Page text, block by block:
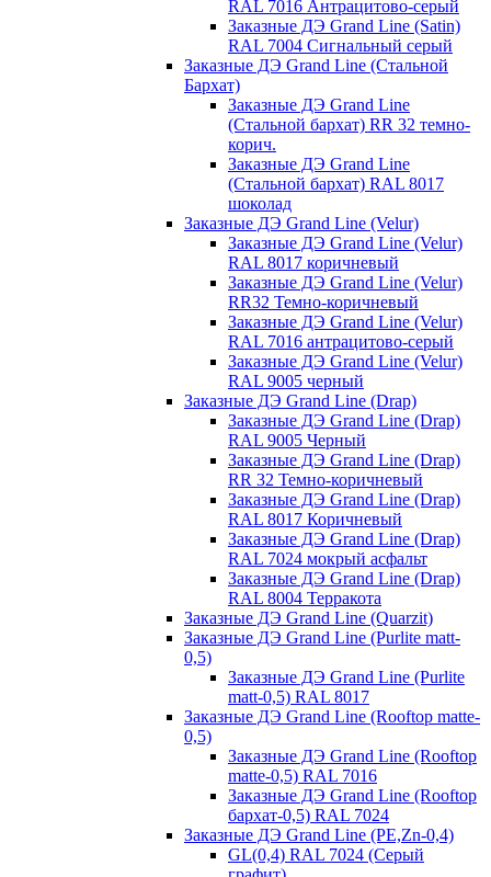
RAL 7016 Антрацитово-серый
Заказные ДЭ Grand Line (Satin)
RAL 7004 Сигнальный серый
Заказные ДЭ Grand Line (Стальной
Бархат)
Заказные ДЭ Grand Line
(Стальной бархат) RR 32 темно-
корич.
Заказные ДЭ Grand Line
(Стальной бархат) RAL 8017
шоколад
Заказные ДЭ Grand Line (Velur)
Заказные ДЭ Grand Line (Velur)
RAL 8017 коричневый
Заказные ДЭ Grand Line (Velur)
RR32 Темно-коричневый
Заказные ДЭ Grand Line (Velur)
RAL 7016 антрацитово-серый
Заказные ДЭ Grand Line (Velur)
RAL 9005 черный
Заказные ДЭ Grand Line (Drap)
Заказные ДЭ Grand Line (Drap)
RAL 9005 Черный
Заказные ДЭ Grand Line (Drap)
RR 32 Темно-коричневый
Заказные ДЭ Grand Line (Drap)
RAL 8017 Коричневый
Заказные ДЭ Grand Line (Drap)
RAL 7024 мокрый асфальт
Заказные ДЭ Grand Line (Drap)
RAL 8004 Терракота
Заказные ДЭ Grand Line (Quarzit)
Заказные ДЭ Grand Line (Purlite matt-
0,5)
Заказные ДЭ Grand Line (Purlite
matt-0,5) RAL 8017
Заказные ДЭ Grand Line (Rooftop matte-
0,5)
Заказные ДЭ Grand Line (Rooftop
matte-0,5) RAL 7016
Заказные ДЭ Grand Line (Rooftop
бархат-0,5) RAL 7024
Заказные ДЭ Grand Line (PE,Zn-0,4)
GL(0,4) RAL 7024 (Серый